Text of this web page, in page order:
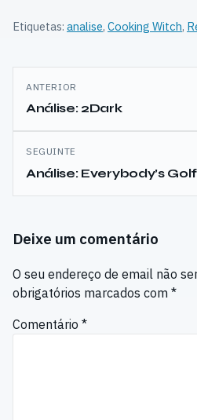
Etiquetas: analise, Cooking Witch,
Navegação
de
artigos
ANTERIOR
Análise: 2Dark
SEGUINTE
Análise: Everybody’s Golf
Deixe um comentário
O seu endereço de email não
obrigatórios marcados com *
Comentário *